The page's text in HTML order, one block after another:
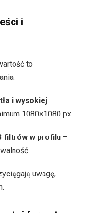
i
to
i wysokiej
1080×1080 px.
filtrów w profilu –
uwagę,